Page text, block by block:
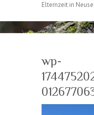
Elternzeit in
wp-